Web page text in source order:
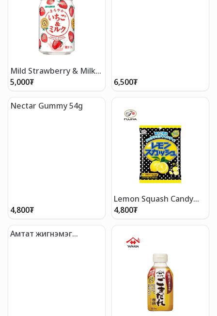
Mild Strawberry & Milk
Drink 275g Can
5,000₮ 6,500₮
Nectar Gummy 54g
4,800₮
Lemon Squash Candy
Bag 51g
4,800₮
Амтат жигнэмэг